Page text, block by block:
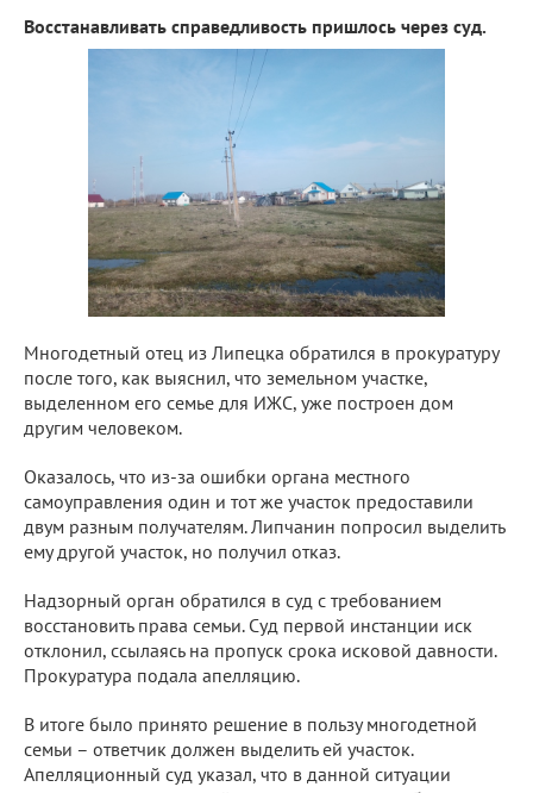
Восстанавливать справедливость пришлось через суд.
Многодетный отец из Липецка обратился в прокуратуру
после того, как выяснил, что земельном участке,
выделенном его семье для ИЖС, уже построен дом
другим человеком.
Оказалось, что из-за ошибки органа местного
самоуправления один и тот же участок предоставили
двум разным получателям. Липчанин попросил выделить
ему другой участок, но получил отказ.
Надзорный орган обратился в суд с требованием
восстановить права семьи. Суд первой инстанции иск
отклонил, ссылаясь на пропуск срока исковой давности.
Прокуратура подала апелляцию.
В итоге было принято решение в пользу многодетной
семьи – ответчик должен выделить ей участок.
Апелляционный суд указал, что в данной ситуации